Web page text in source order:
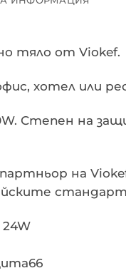
тяло от Viokef.
хотел или
Степен на
на